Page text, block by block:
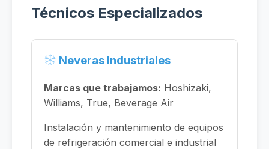
Técnicos Especializados
Neveras Industriales
Marcas que trabajamos: Hoshizaki,
Williams, True, Beverage Air
Instalación y mantenimiento de equipos
de refrigeración comercial e industrial